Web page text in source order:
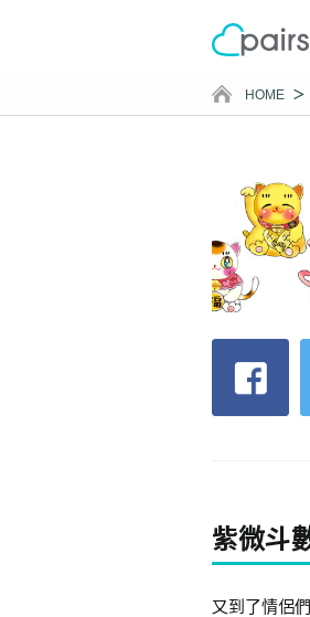
HOME
紫微斗
又到了情侶